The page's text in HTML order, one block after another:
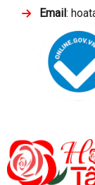
Email: